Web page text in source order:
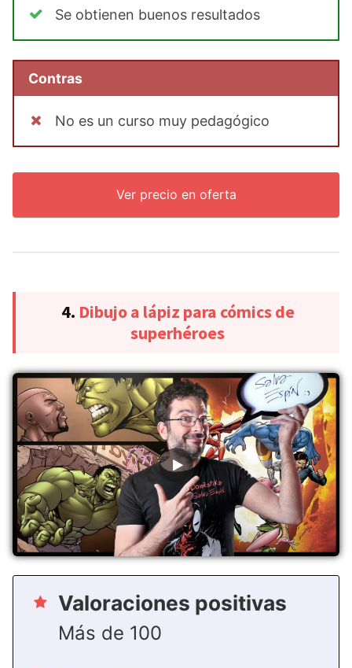
Se obtienen buenos resultados
Contras
No es un curso muy pedagógico
Ver precio en oferta
4. Dibujo a lápiz para cómics de
superhéroes
Valoraciones positivas
Más de 100